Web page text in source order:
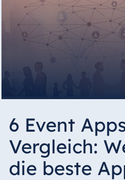
6 Event
Vergleich:
die beste